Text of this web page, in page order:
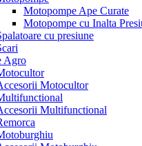
Motopompe Ape Curate
Motopompe cu Inalta
cu presiune
Agro
Motocultor
Multifunctional